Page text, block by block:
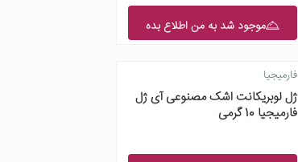
موجود شد به من اطلاع بده
فارمیجیا
ژل لوبریکانت اشک مصنوعی آی ژل
فارمیجیا 10 گرمی